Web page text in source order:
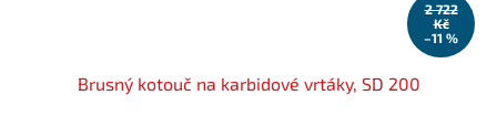
2 722
Kč
–11 %
Brusný kotouč na karbidové vrtáky, SD 200